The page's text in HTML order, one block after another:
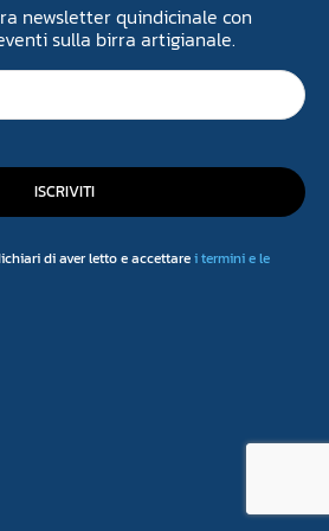
newsletter quindicinale con
sulla birra artigianale.
ISCRIVITI
di aver letto e accettarei termini e le